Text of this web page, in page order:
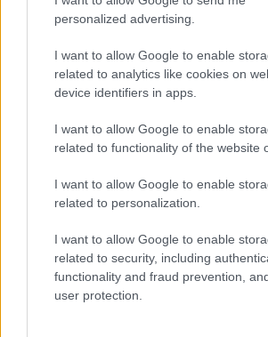
personalized advertising.
I want to allow Google to enable
related to analytics like cookies on
device identifiers in apps.
I want to allow Google to enable
related to functionality of the website
I want to allow Google to enable
related to personalization.
I want to allow Google to enable
related to security, including
functionality and fraud prevention,
user protection.
cliccandoqui
Sei già abbonato?
sezioneLogindal menù del
cliccandoqui
Condividi l'articolo
F T Pi